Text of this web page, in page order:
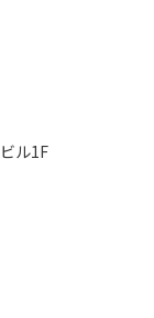
ル1F